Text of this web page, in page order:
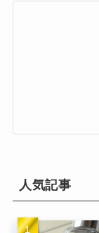
人気記事